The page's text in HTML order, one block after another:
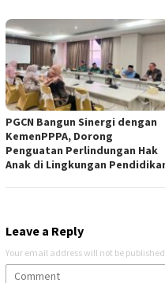
PGCN Bangun Sinergi dengan
KemenPPPA, Dorong
Penguatan Perlindungan Hak
Anak di Lingkungan
Leave a Reply
Your email address will not be